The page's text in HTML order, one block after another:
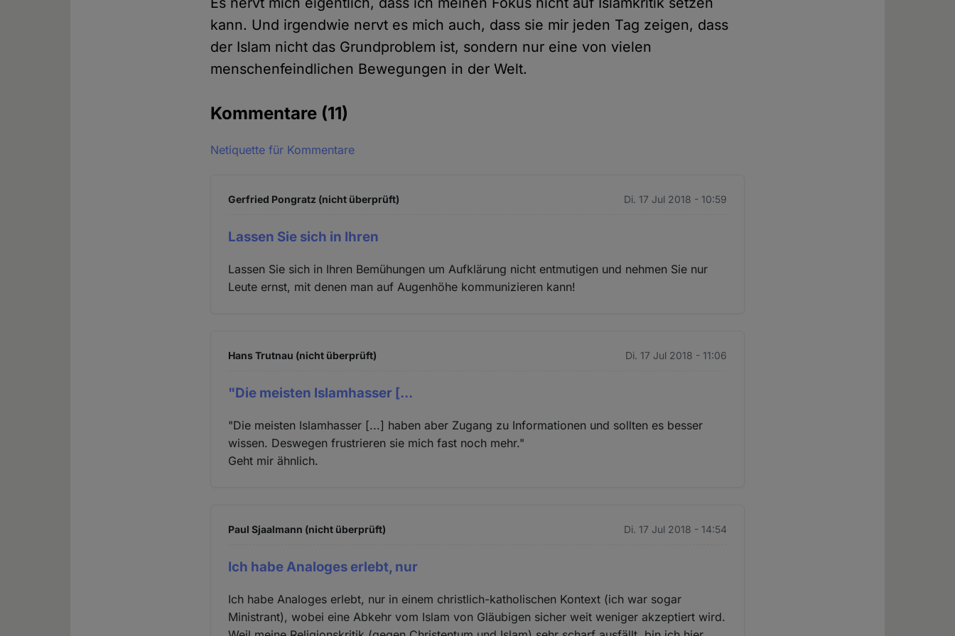
kann. Und irgendwie nervt es mich auch, dass sie mir jeden Tag zeigen, dass
der Islam nicht das Grundproblem ist, sondern nur eine von vielen
menschenfeindlichen Bewegungen in der Welt.
Kommentare (11)
Netiquette für Kommentare
Gerfried Pongratz (nicht überprüft) Di. 17 Jul 2018 - 10:59
Lassen Sie sich in Ihren
Lassen Sie sich in Ihren Bemühungen um Aufklärung nicht entmutigen und nehmen Sie nur
Leute ernst, mit denen man auf Augenhöhe kommunizieren kann!
Hans Trutnau (nicht überprüft) Di. 17 Jul 2018 - 11:06
"Die meisten Islamhasser [...
"Die meisten Islamhasser [...] haben aber Zugang zu Informationen und sollten es besser
wissen. Deswegen frustrieren sie mich fast noch mehr."
Geht mir ähnlich.
Paul Sjaalmann (nicht überprüft) Di. 17 Jul 2018 - 14:54
Ich habe Analoges erlebt, nur
Ich habe Analoges erlebt, nur in einem christlich-katholischen Kontext (ich war sogar
Ministrant), wobei eine Abkehr vom Islam von Gläubigen sicher weit weniger akzeptiert wird.